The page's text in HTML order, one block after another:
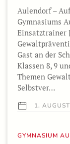
Aulendorf –
Gymnasiums
Einsatztrainer
Gast an der
Klassen 8, 9
Themen
Selbstver…
1.
GYMNASIUM